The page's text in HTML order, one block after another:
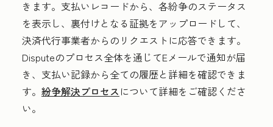
きます。支払いレコードから、各紛争のステータス
を表示し、裏付けとなる証拠をアップロードして、
決済代行事業者からのリクエストに応答できます。
Disputeのプロセス全体を通じてEメールで通知が届
き、支払い記録から全ての履歴と詳細を確認できま
す。 紛争解決プロセス について詳細をご確認くださ
い。